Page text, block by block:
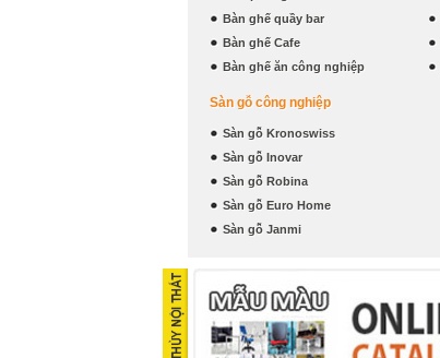
Bàn ghế quầy bar
Bàn ghế Cafe
Bàn ghế ăn công nghiệp
Sàn gỗ công nghiệp
Sàn gỗ Kronoswiss
Sàn gỗ Inovar
Sàn gỗ Robina
Sàn gỗ Euro Home
Sàn gỗ Janmi